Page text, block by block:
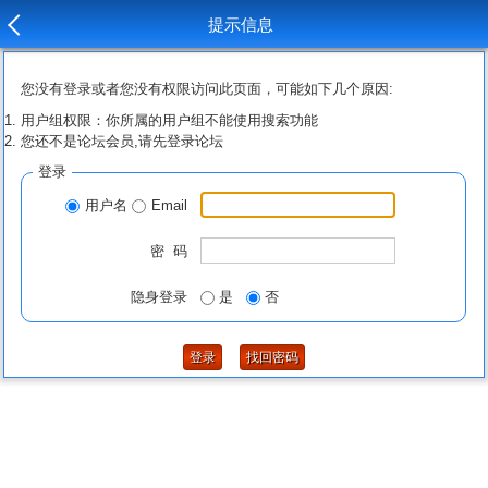
提示信息
您没有登录或者您没有权限访问此页面，可能如下几个原因:
用户组权限：你所属的用户组不能使用搜索功能
您还不是论坛会员,请先登录论坛
登录
用户名 Email
密 码
隐身登录 是 否